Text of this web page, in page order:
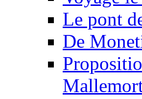
Le pont
De